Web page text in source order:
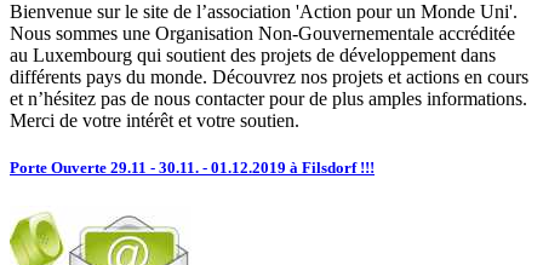
Bienvenue sur le site de l’association 'Action pour un Monde Uni'.
Nous sommes une Organisation Non-Gouvernementale accréditée
au Luxembourg qui soutient des projets de développement dans
différents pays du monde. Découvrez nos projets et actions en cours
et n’hésitez pas de nous contacter pour de plus amples informations.
Merci de votre intérêt et votre soutien.
Porte Ouverte 29.11 - 30.11. - 01.12.2019 à Filsdorf !!!